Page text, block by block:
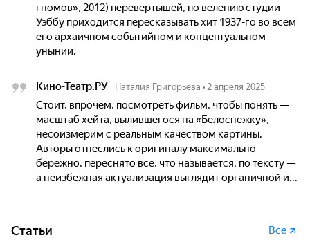
гномов», 2012) перевертышей, по велению студии
Уэббу приходится пересказывать хит 1937-го во всем
его архаичном событийном и концептуальном
унынии.
Кино-Театр.РУ Наталия Григорьева • 2 апреля 2025
Стоит, впрочем, посмотреть фильм, чтобы понять —
масштаб хейта, вылившегося на «Белоснежку»,
несоизмерим с реальным качеством картины.
Авторы отнеслись к оригиналу максимально
бережно, переснято все, что называется, по тексту —
а неизбежная актуализация выглядит органичной и...
Статьи Все